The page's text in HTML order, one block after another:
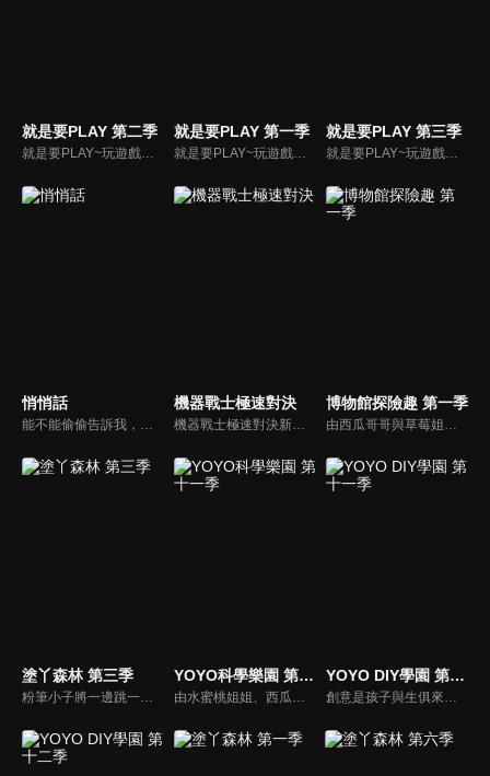
就是要PLAY 第二季
就是要PLAY~玩遊戲不會累！全新組合陪你一起，大手玩驚喜，小手玩創意，手手腳腳玩挑戰。
就是要PLAY 第一季
就是要PLAY~玩遊戲不會累！全新組合陪你一起，大手玩驚喜，小手玩創意，手手腳腳玩挑戰。
就是要PLAY 第三季
就是要PLAY~玩遊戲不會累！全新組合陪你一起，大手玩驚喜，小手玩創意，手手腳腳玩挑戰。
悄悄話
能不能偷偷告訴我，長大的秘訣是什麼？ 每個孩子都是一個小宇宙，每個宇宙裡都有屬於自己的悄悄話。這裡有許多願望、夢想、開心和難過都偷偷藏著，慢慢發芽、長大。「悄悄話」讓我們學會表達，學會傾聽，學會理解，也讓我們擁有了「超能力」，可以一路披荊斬棘、過關斬將地長大。
機器戰士極速對決
機器戰士極速對決新夥伴小凱，個性勇敢、體貼，為極速小隊的駕駛員。雖然有時小凱會顯得缺乏安全感，或容易衝動，但是為人正直，忠於自己的心。他認為用不正當的手段取勝是沒有意義的。每當有破壞者出現，機器戰士ALPHA、BETA、THETA與夥伴們都會挺身而出。
博物館探險趣 第一季
由西瓜哥哥與草莓姐姐攜手主持，西瓜哥哥擅長繪畫藝術，草莓姐姐則為台北藝術大學音樂研究所高材生，他們兩人將各自發揮所長，帶著大小朋友一起環遊台灣博物館。
塗丫森林 第三季 YOYO科學樂園 第十一季 YOYO DIY學園 第十一季